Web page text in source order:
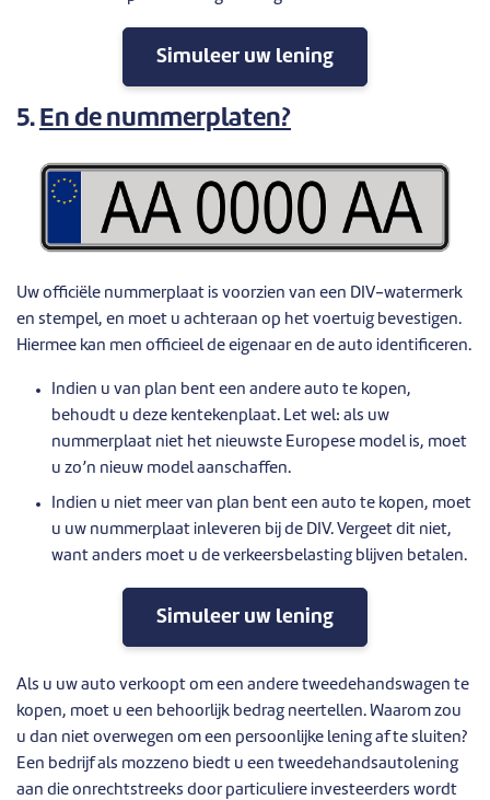
Simuleer uw lening
5. En de nummerplaten?
Uw officiële nummerplaat is voorzien van een DIV-watermerk
en stempel, en moet u achteraan op het voertuig bevestigen.
Hiermee kan men officieel de eigenaar en de auto identificeren.
Indien u van plan bent een andere auto te kopen,
behoudt u deze kentekenplaat. Let wel: als uw
nummerplaat niet het nieuwste Europese model is, moet
u zo’n nieuw model aanschaffen.
Indien u niet meer van plan bent een auto te kopen, moet
u uw nummerplaat inleveren bij de DIV. Vergeet dit niet,
want anders moet u de verkeersbelasting blijven betalen.
Simuleer uw lening
Als u uw auto verkoopt om een andere tweedehandswagen te
kopen, moet u een behoorlijk bedrag neertellen. Waarom zou
u dan niet overwegen om een persoonlijke lening af te sluiten?
Een bedrijf als mozzeno biedt u een tweedehandsautolening
aan die onrechtstreeks door particuliere investeerders wordt